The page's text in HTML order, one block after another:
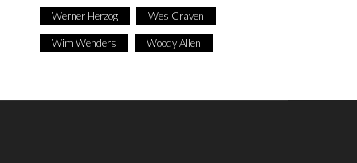
Werner Herzog Wes Craven
Wim Wenders Woody Allen